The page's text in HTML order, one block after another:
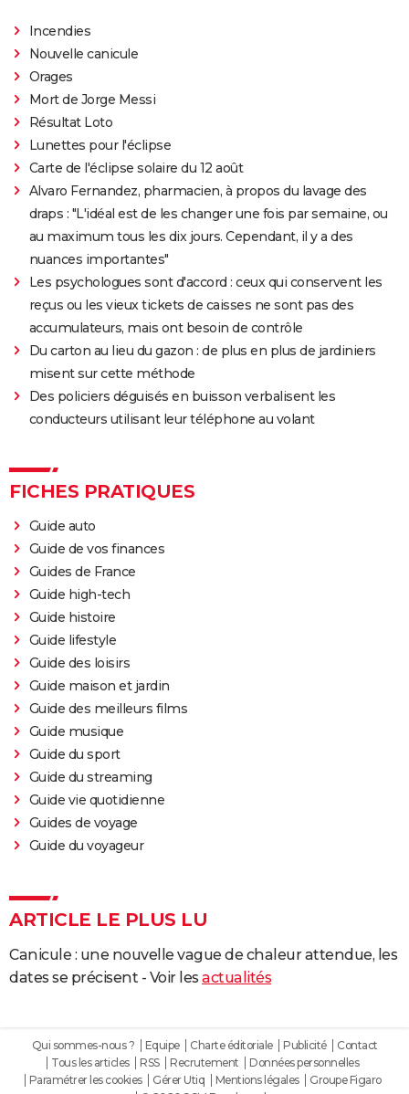
Incendies
Nouvelle canicule
Orages
Mort de Jorge Messi
Résultat Loto
Lunettes pour l'éclipse
Carte de l'éclipse solaire du 12 août
Alvaro Fernandez, pharmacien, à propos du lavage des
draps : "L'idéal est de les changer une fois par semaine, ou
au maximum tous les dix jours. Cependant, il y a des
nuances importantes"
Les psychologues sont d'accord : ceux qui conservent les
reçus ou les vieux tickets de caisses ne sont pas des
accumulateurs, mais ont besoin de contrôle
Du carton au lieu du gazon : de plus en plus de jardiniers
misent sur cette méthode
Des policiers déguisés en buisson verbalisent les
conducteurs utilisant leur téléphone au volant
FICHES PRATIQUES
Guide auto
Guide de vos finances
Guides de France
Guide high-tech
Guide histoire
Guide lifestyle
Guide des loisirs
Guide maison et jardin
Guide des meilleurs films
Guide musique
Guide du sport
Guide du streaming
Guide vie quotidienne
Guides de voyage
Guide du voyageur
ARTICLE LE PLUS LU
Canicule : une nouvelle vague de chaleur attendue, les
dates se précisent - Voir les actualités
Qui sommes-nous ? Equipe Charte éditoriale Publicité
Contact
Tous les articles
RSS Recrutement
Données personnelles
Paramétrer les cookies
Gérer Utiq Mentions légales
Groupe Figaro